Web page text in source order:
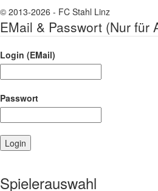
© 2013-2026 - FC Stahl Linz
EMail & Passwort (Nur für
Login (EMail)
Passwort
Spielerauswahl